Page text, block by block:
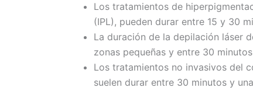
Los tratamientos de
(IPL), pueden durar entre 15 y 30
La duración de la depilación láser
zonas pequeñas y entre 30
Los tratamientos no invasivos del
suelen durar entre 30 minutos y